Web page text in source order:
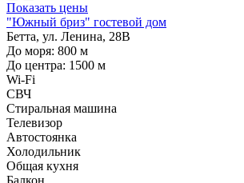
Показать цены
"Южный бриз" гостевой дом
Бетта, ул. Ленина, 28В
До моря: 800 м
До центра: 1500 м
Wi-Fi
СВЧ
Стиральная машина
Телевизор
Автостоянка
Холодильник
Общая кухня
Балкон